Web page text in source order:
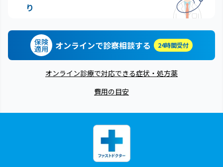
り
保険
適用 オンラインで診察相談する 24時間受付
オンライン診療で対応できる症状・処方薬
費用の目安